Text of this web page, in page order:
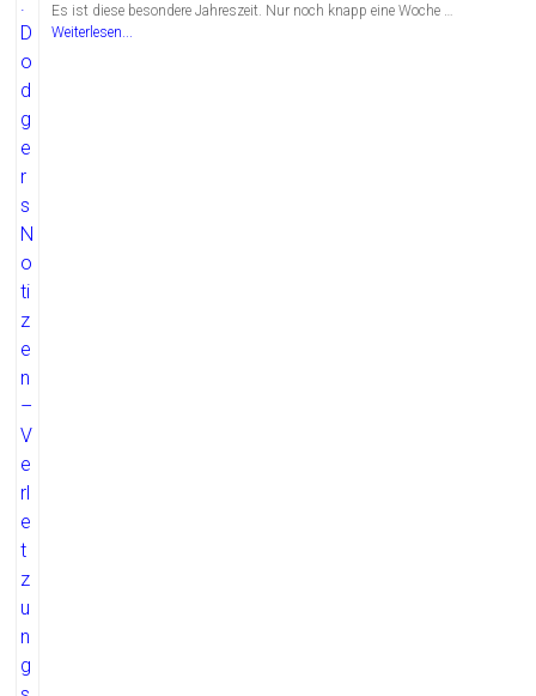
Es ist diese besondere Jahreszeit. Nur noch knapp eine Woche …
Weiterlesen...